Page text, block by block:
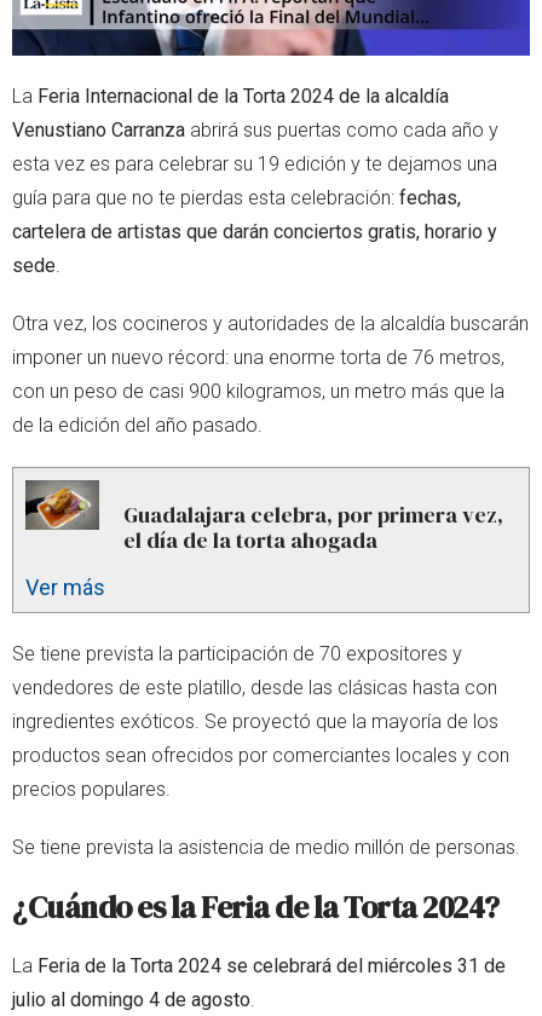
La Feria Internacional de la Torta 2024 de la alcaldía
Venustiano Carranza abrirá sus puertas como cada año y
esta vez es para celebrar su 19 edición y te dejamos una
guía para que no te pierdas esta celebración: fechas,
cartelera de artistas que darán conciertos gratis, horario y
sede
Otra vez, los cocineros y autoridades de la alcaldía buscarán
imponer un nuevo récord: una enorme torta de 76 metros,
con un peso de casi 900 kilogramos, un metro más que la
de la edición del año pasado.
Guadalajara celebra, por primera vez,
el día de la torta ahogada
Ver más
Se tiene prevista la participación de 70 expositores y
vendedores de este platillo, desde las clásicas hasta con
ingredientes exóticos. Se proyectó que la mayoría de los
productos sean ofrecidos por comerciantes locales y con
precios populares.
Se tiene prevista la asistencia de medio millón de personas.
¿Cuándo es la Feria de la Torta 2024?
La Feria de la Torta 2024 se celebrará del miércoles 31 de
julio al domingo 4 de agosto